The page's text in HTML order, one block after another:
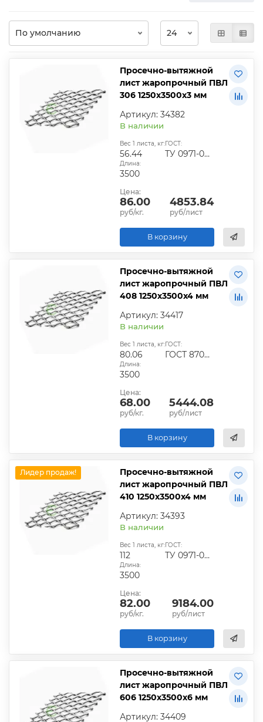
Просечно-вытяжной
лист жаропрочный ПВЛ
306 1250х3500х3 мм
Артикул: 34382
В наличии
Вес 1 листа, кг:
56.44
ГОСТ:
ТУ 0971-001-44028369-2006
Длина:
3500
Цена:
86.00
руб/кг.
4853.84
руб/лист
В корзину
Просечно-вытяжной
лист жаропрочный ПВЛ
408 1250х3500х4 мм
Артикул: 34417
В наличии
Вес 1 листа, кг:
80.06
ГОСТ:
ГОСТ 8706-78
Длина:
3500
Цена:
68.00
руб/кг.
5444.08
руб/лист
В корзину
Лидер продаж!
Просечно-вытяжной
лист жаропрочный ПВЛ
410 1250х3500х4 мм
Артикул: 34393
В наличии
Вес 1 листа, кг:
112
ГОСТ:
ТУ 0971-001-44028369-2006
Длина:
3500
Цена:
82.00
руб/кг.
9184.00
руб/лист
В корзину
Просечно-вытяжной
лист жаропрочный ПВЛ
606 1250х3500х6 мм
Артикул: 34409